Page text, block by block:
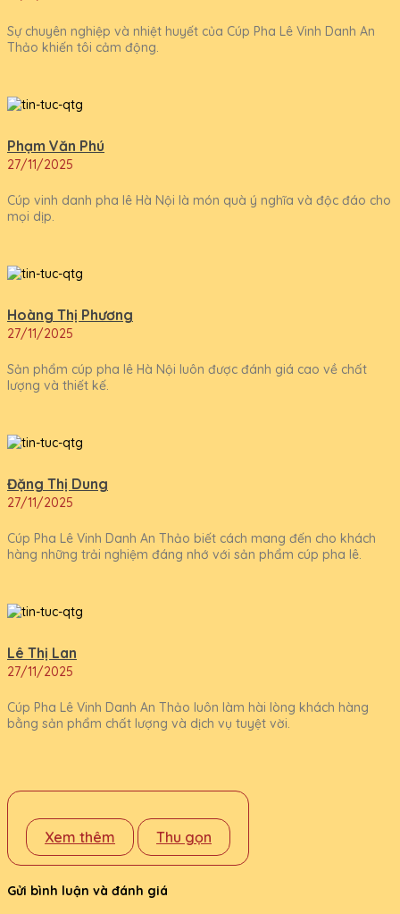
Sự chuyên nghiệp và nhiệt huyết của Cúp Pha Lê Vinh Danh An
Thảo khiến tôi cảm động.
Phạm Văn Phú
27/11/2025
Cúp vinh danh pha lê Hà Nội là món quà ý nghĩa và độc đáo cho
mọi dịp.
Hoàng Thị Phương
27/11/2025
Sản phẩm cúp pha lê Hà Nội luôn được đánh giá cao về chất
lượng và thiết kế.
Đặng Thị Dung
27/11/2025
Cúp Pha Lê Vinh Danh An Thảo biết cách mang đến cho khách
hàng những trải nghiệm đáng nhớ với sản phẩm cúp pha lê.
Lê Thị Lan
27/11/2025
Cúp Pha Lê Vinh Danh An Thảo luôn làm hài lòng khách hàng
bằng sản phẩm chất lượng và dịch vụ tuyệt vời.
Xem thêm Thu gọn
Gửi bình luận và đánh giá